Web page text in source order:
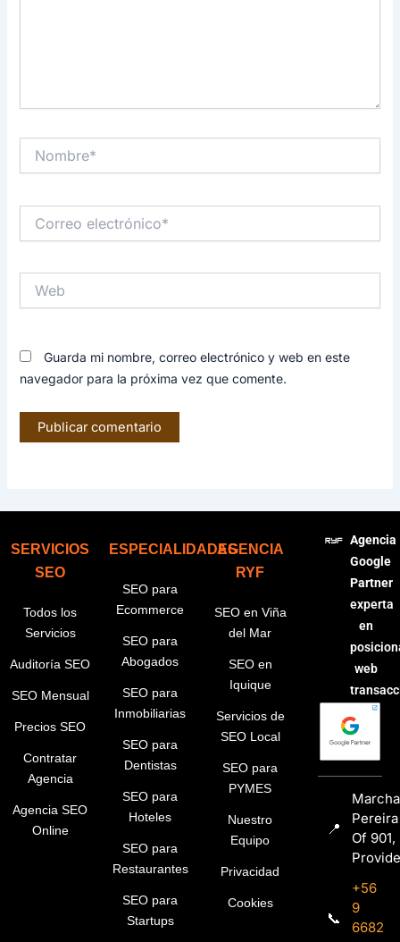
electrónico*
Guarda mi nombre, correo electrónico y web en este
navegador para la próxima vez que comente.
SERVICIOS
SEO
Todos los
Servicios
Auditoría SEO
SEO Mensual
Precios SEO
Contratar
Agencia
Agencia SEO
Online
ESPECIALIDADES
SEO para
Ecommerce
SEO para
Abogados
SEO para
Inmobiliarias
SEO para
Dentistas
SEO para
Hoteles
SEO para
Restaurantes
SEO para
Startups
AGENCIA
RYF
SEO en Viña
del Mar
SEO en
Iquique
Servicios de
SEO Local
SEO para
PYMES
Nuestro
Equipo
Privacidad
Cookies
Agencia
Google
Partner
experta
en
web
📍
Pereira
Of 901,
📞
+56
9
6682